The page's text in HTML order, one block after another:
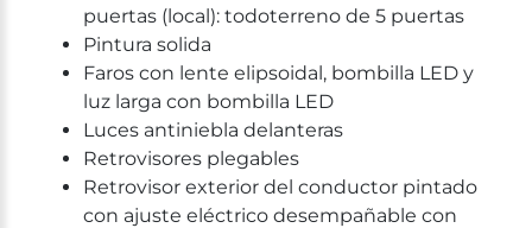
puertas (local): todoterreno de 5 puertas
Pintura solida
Faros con lente elipsoidal, bombilla LED y
luz larga con bombilla LED
Luces antiniebla delanteras
Retrovisores plegables
Retrovisor exterior del conductor pintado
con ajuste eléctrico desempañable con